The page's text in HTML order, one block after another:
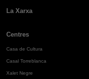
La Xarxa
Centres
Casa de Cultura
Casal Torreblanca
Xalet Negre